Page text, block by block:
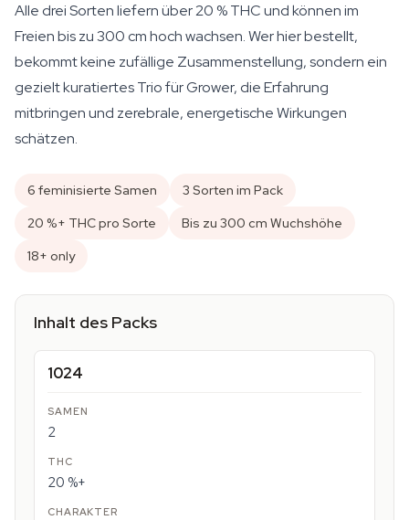
Alle drei Sorten liefern über 20 % THC und können im
Freien bis zu 300 cm hoch wachsen. Wer hier bestellt,
bekommt keine zufällige Zusammenstellung, sondern ein
gezielt kuratiertes Trio für Grower, die Erfahrung
mitbringen und zerebrale, energetische Wirkungen
schätzen.
6 feminisierte Samen
3 Sorten im Pack
20 %+ THC pro Sorte
Bis zu 300 cm Wuchshöhe
18+ only
Inhalt des Packs
1024
2
20 %+